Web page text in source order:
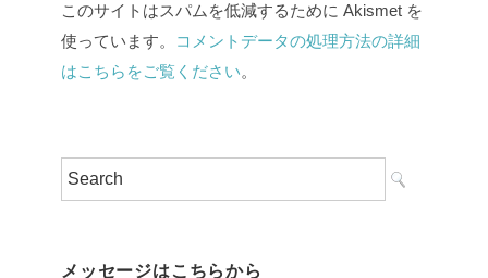
このサイトはスパムを低減するために Akismet を
使っています。
コメントデータの処理方法の詳細
はこちらをご覧ください。
メッセージはこちらから